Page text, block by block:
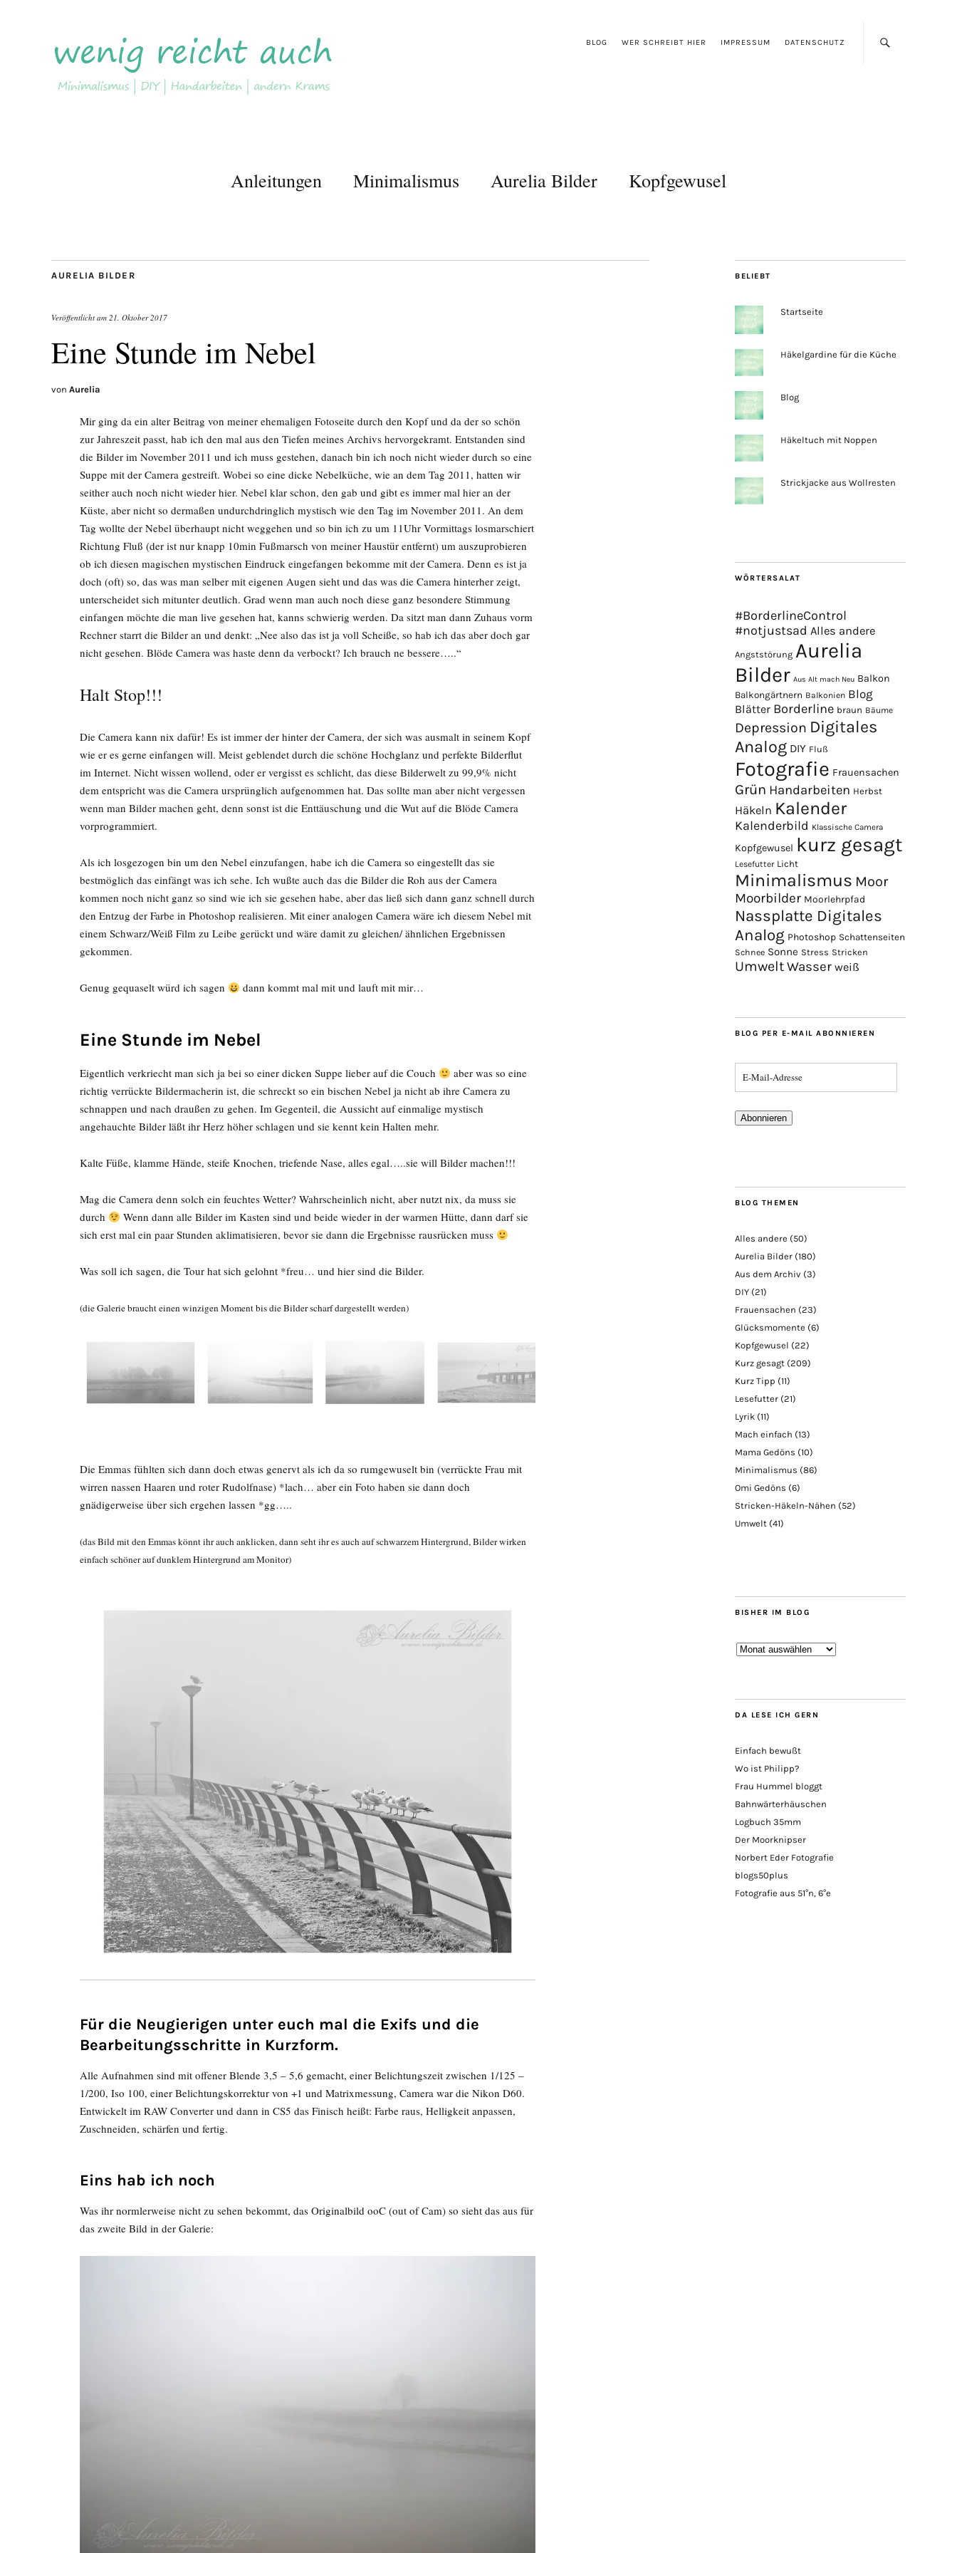
BLOG WER SCHREIBT HIER IMPRESSUM DATENSCHUTZ
Anleitungen Minimalismus Aurelia Bilder Kopfgewusel
AURELIA BILDER
Veröffentlicht am 21. Oktober 2017
Eine Stunde im Nebel
von Aurelia
Mir ging da ein alter Beitrag von meiner ehemaligen Fotoseite durch den Kopf und da der so schön
zur Jahreszeit passt, hab ich den mal aus den Tiefen meines Archivs hervorgekramt. Entstanden sind
die Bilder im November 2011 und ich muss gestehen, danach bin ich noch nicht wieder durch so eine
Suppe mit der Camera gestreift. Wobei so eine dicke Nebelküche, wie an dem Tag 2011, hatten wir
seither auch noch nicht wieder hier. Nebel klar schon, den gab und gibt es immer mal hier an der
Küste, aber nicht so dermaßen undurchdringlich mystisch wie den Tag im November 2011. An dem
Tag wollte der Nebel überhaupt nicht weggehen und so bin ich zu um 11Uhr Vormittags losmarschiert
Richtung Fluß (der ist nur knapp 10min Fußmarsch von meiner Haustür entfernt) um auszuprobieren
ob ich diesen magischen mystischen Eindruck eingefangen bekomme mit der Camera. Denn es ist ja
doch (oft) so, das was man selber mit eigenen Augen sieht und das was die Camera hinterher zeigt,
unterscheidet sich mitunter deutlich. Grad wenn man auch noch diese ganz besondere Stimmung
einfangen möchte die man live gesehen hat, kanns schwierig werden. Da sitzt man dann Zuhaus vorm
Rechner starrt die Bilder an und denkt: „Nee also das ist ja voll Scheiße, so hab ich das aber doch gar
nicht gesehen. Blöde Camera was haste denn da verbockt? Ich brauch ne bessere…..“
Halt Stop!!!
Die Camera kann nix dafür! Es ist immer der hinter der Camera, der sich was ausmalt in seinem Kopf
wie er es gerne einfangen will. Meist geblendet durch die schöne Hochglanz und perfekte Bilderflut
im Internet. Nicht wissen wollend, oder er vergisst es schlicht, das diese Bilderwelt zu 99,9% nicht
dem entspricht was die Camera ursprünglich aufgenommen hat. Das sollte man aber nicht vergessen
wenn man Bilder machen geht, denn sonst ist die Enttäuschung und die Wut auf die Blöde Camera
vorprogrammiert.
Als ich losgezogen bin um den Nebel einzufangen, habe ich die Camera so eingestellt das sie
bestmöglich das einfängt was ich sehe. Ich wußte auch das die Bilder die Roh aus der Camera
kommen noch nicht ganz so sind wie ich sie gesehen habe, aber das ließ sich dann ganz schnell durch
den Entzug der Farbe in Photoshop realisieren. Mit einer analogen Camera wäre ich diesem Nebel mit
einem Schwarz/Weiß Film zu Leibe gerückt und wäre damit zu gleichen/ ähnlichen Ergebnissen
gekommen.
Genug gequaselt würd ich sagen dann kommt mal mit und lauft mit mir…
Eine Stunde im Nebel
Eigentlich verkriecht man sich ja bei so einer dicken Suppe lieber auf die Couch
aber was so eine
richtig verrückte Bildermacherin ist, die schreckt so ein bischen Nebel ja nicht ab ihre Camera zu
schnappen und nach draußen zu gehen. Im Gegenteil, die Aussicht auf einmalige mystisch
angehauchte Bilder läßt ihr Herz höher schlagen und sie kennt kein Halten mehr.
Kalte Füße, klamme Hände, steife Knochen, triefende Nase, alles egal…..sie will Bilder machen!!!
Mag die Camera denn solch ein feuchtes Wetter? Wahrscheinlich nicht, aber nutzt nix, da muss sie
durch
Wenn dann alle Bilder im Kasten sind und beide wieder in der warmen Hütte, dann darf sie
sich erst mal ein paar Stunden aklimatisieren, bevor sie dann die Ergebnisse rausrücken muss
Was soll ich sagen, die Tour hat sich gelohnt *freu… und hier sind die Bilder.
(die Galerie braucht einen winzigen Moment bis die Bilder scharf dargestellt werden)
Die Emmas fühlten sich dann doch etwas genervt als ich da so rumgewuselt bin (verrückte Frau mit
wirren nassen Haaren und roter Rudolfnase) *lach… aber ein Foto haben sie dann doch
gnädigerweise über sich ergehen lassen *gg…..
(das Bild mit den Emmas könnt ihr auch anklicken, dann seht ihr es auch auf schwarzem Hintergrund, Bilder wirken
einfach schöner auf dunklem Hintergrund am Monitor)
Für die Neugierigen unter euch mal die Exifs und die
Bearbeitungsschritte in Kurzform.
Alle Aufnahmen sind mit offener Blende 3,5 – 5,6 gemacht, einer Belichtungszeit zwischen 1/125 –
1/200, Iso 100, einer Belichtungskorrektur von +1 und Matrixmessung, Camera war die Nikon D60.
Entwickelt im RAW Converter und dann in CS5 das Finisch heißt: Farbe raus, Helligkeit anpassen,
Zuschneiden, schärfen und fertig.
Eins hab ich noch
Was ihr normlerweise nicht zu sehen bekommt, das Originalbild ooC (out of Cam) so sieht das aus für
das zweite Bild in der Galerie:
BELIEBT
Startseite
Häkelgardine für die Küche
Blog
Häkeltuch mit Noppen
Strickjacke aus Wollresten
WÖRTERSALAT
#BorderlineControl
#notjustsad Alles andere
Angststörung Aurelia
Bilder Aus Alt mach Neu Balkon
Balkongärtnern Balkonien Blog
Blätter Borderline braun Bäume
Depression Digitales
Analog DIY Fluß
Fotografie Frauensachen
Grün Handarbeiten Herbst
Häkeln Kalender
Kalenderbild Klassische Camera
Kopfgewusel kurz gesagt
Lesefutter Licht
Minimalismus Moor
Moorbilder Moorlehrpfad
Nassplatte Digitales
Analog Photoshop Schattenseiten
Schnee Sonne Stress Stricken
UmweltWasser weiß
BLOG PER E-MAIL ABONNIEREN
Abonnieren
BLOG THEMEN
Alles andere (50)
Aurelia Bilder (180)
Aus dem Archiv (3)
DIY (21)
Frauensachen (23)
Glücksmomente (6)
Kopfgewusel (22)
Kurz gesagt (209)
Kurz Tipp (11)
Lesefutter (21)
Lyrik (11)
Mach einfach (13)
Mama Gedöns (10)
Minimalismus (86)
Omi Gedöns (6)
Stricken-Häkeln-Nähen (52)
Umwelt (41)
BISHER IM BLOG
Bisher
DA LESE ICH GERN
Einfach bewußt
Wo ist Philipp?
Frau Hummel bloggt
Bahnwärterhäuschen
Logbuch 35mm
Der Moorknipser
Norbert Eder Fotografie
blogs50plus
Fotografie aus 51°n, 6°e